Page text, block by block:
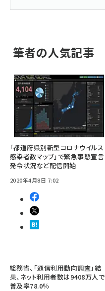
筆者の人気記事
「都道府県別新型コロナウイルス
感染者数マップ」で緊急事態宣言
発令状況など配信開始
2020年4月8日 7:02
総務省、「通信利用動向調査」結
果、ネット利用者数は9408万人で
普及率78.0％